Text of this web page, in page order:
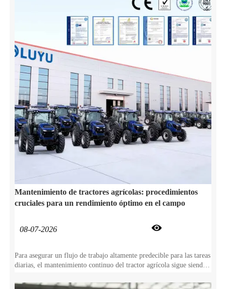
Mantenimiento de tractores agrícolas: procedimientos
cruciales para un rendimiento óptimo en el campo
08-07-2026 
Para asegurar un flujo de trabajo altamente predecible para las tareas
diarias, el mantenimiento continuo del tractor agrícola sigue siendo
desgaste repentino de los componentes, sino que también protege